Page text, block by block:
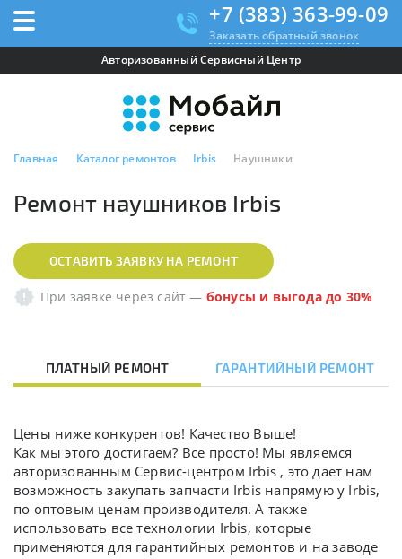
+7 (383) 363-99-09
Заказать обратный звонок
Авторизованный Сервисный Центр
Главная Каталог ремонтов Irbis Наушники
Ремонт наушников Irbis
ОСТАВИТЬ ЗАЯВКУ НА РЕМОНТ
При заявке через сайт — бонусы и выгода до 30%
ПЛАТНЫЙ РЕМОНТ ГАРАНТИЙНЫЙ РЕМОНТ
Цены ниже конкурентов! Качество Выше!
Как мы этого достигаем? Все просто! Мы являемся
авторизованным Сервис-центром Irbis , это дает нам
возможность закупать запчасти Irbis напрямую у Irbis,
по оптовым ценам производителя. А также
использовать все технологии Irbis, которые
применяются для гарантийных ремонтов и на заводе